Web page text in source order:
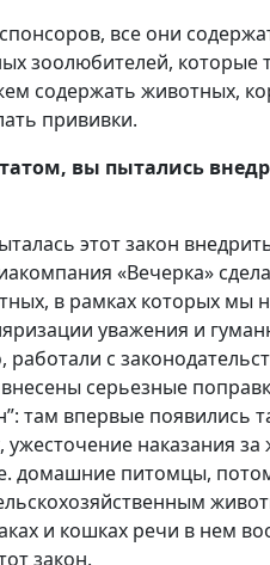
все они
зоолюбителей, которые
содержать животных,
прививки.
вы пытались
этот закон
«Вечерка»
в рамках которых мы
уважения и
с
серьезные
там впервые появились
наказания
питомцы,
и кошках речи в нем
закон.